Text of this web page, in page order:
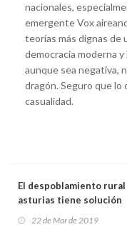
nacionales,
emergente Vox
teorías más dignas de
democracia moderna
aunque sea negativa,
dragón. Seguro que lo
casualidad.
El despoblamiento rural
asturias tiene solución
22 de Mar de 2019